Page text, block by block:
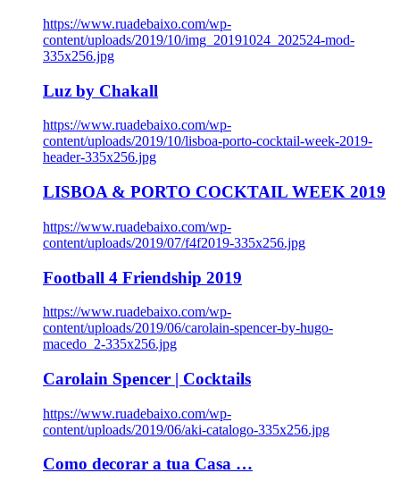
https://www.ruadebaixo.com/wp-
content/uploads/2019/10/img_20191024_202524-mod-
335x256.jpg
Luz by Chakall
https://www.ruadebaixo.com/wp-
content/uploads/2019/10/lisboa-porto-cocktail-week-2019-
header-335x256.jpg
LISBOA & PORTO COCKTAIL WEEK 2019
https://www.ruadebaixo.com/wp-
content/uploads/2019/07/f4f2019-335x256.jpg
Football 4 Friendship 2019
https://www.ruadebaixo.com/wp-
content/uploads/2019/06/carolain-spencer-by-hugo-
macedo_2-335x256.jpg
Carolain Spencer | Cocktails
https://www.ruadebaixo.com/wp-
content/uploads/2019/06/aki-catalogo-335x256.jpg
Como decorar a tua Casa …